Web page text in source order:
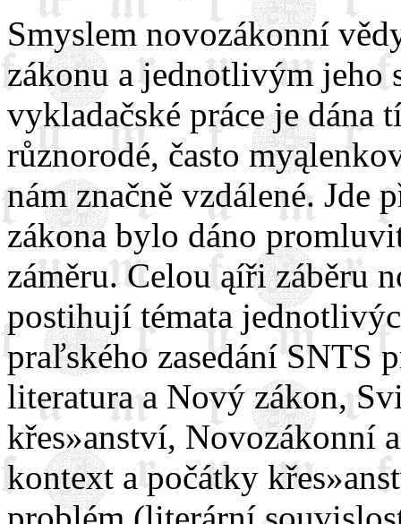
Smyslem novozákonní
zákonu a jednotlivým jeho
vykladačské práce je
různorodé, často
nám značně vzdálené. Jde
zákona bylo dáno
záměru. Celou ąíři záběru
postihují témata
praľského zasedání SNTS
literatura a Nový zákon,
křes»anství, Novozákonní
kontext a počátky